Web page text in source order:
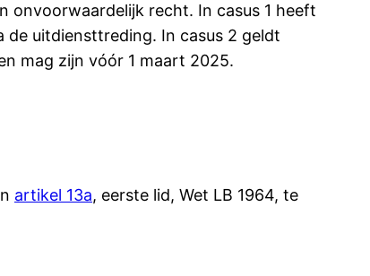
onvoorwaardelijk recht. In casus 1 heeft
uitdiensttreding. In casus 2 geldt
mag zijn vóór 1 maart 2025.
artikel 13a, eerste lid, Wet LB 1964, te